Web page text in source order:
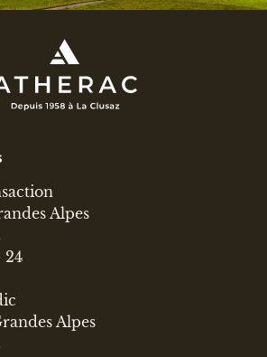
Alpes
24
Alpes